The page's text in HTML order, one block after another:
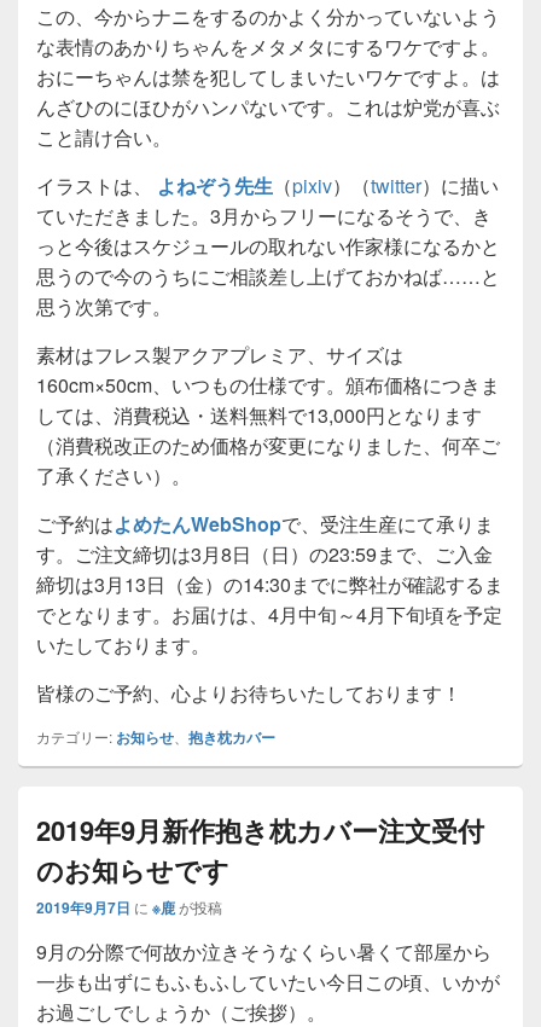
この、今からナニをするのかよく分かっていないよう
な表情のあかりちゃんをメタメタにするワケですよ。
おにーちゃんは禁を犯してしまいたいワケですよ。は
んざひのにほひがハンパないです。これは炉党が喜ぶ
こと請け合い。
イラストは、 よねぞう先生 （pixiv）（twitter）に描い
ていただきました。3月からフリーになるそうで、き
っと今後はスケジュールの取れない作家様になるかと
思うので今のうちにご相談差し上げておかねば……と
思う次第です。
素材はフレス製アクアプレミア、サイズは
160cm×50cm、いつもの仕様です。頒布価格につきま
しては、消費税込・送料無料で13,000円となります
（消費税改正のため価格が変更になりました、何卒ご
了承ください）。
ご予約はよめたんWebShopで、受注生産にて承りま
す。ご注文締切は3月8日（日）の23:59まで、ご入金
締切は3月13日（金）の14:30までに弊社が確認するま
でとなります。お届けは、4月中旬～4月下旬頃を予定
いたしております。
皆様のご予約、心よりお待ちいたしております！
カテゴリー: お知らせ 抱き枕カバー
2019年9月新作抱き枕カバー注文受付
のお知らせです
2019年9月7日 に ※鹿が投稿
9月の分際で何故か泣きそうなくらい暑くて部屋から
一歩も出ずにもふもふしていたい今日この頃、いかが
お過ごしでしょうか（ご挨拶）。